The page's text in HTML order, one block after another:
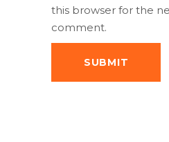
this browser for the
comment.